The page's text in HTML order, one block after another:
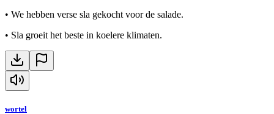
• We hebben verse sla gekocht voor de salade.
• Sla groeit het beste in koelere klimaten.
wortel